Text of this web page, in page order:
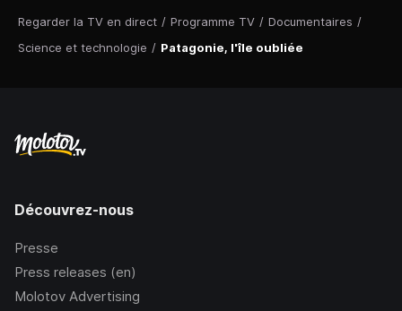
Regarder la TV en direct / Programme TV / Documentaires /
Science et technologie / Patagonie, l'île oubliée
Découvrez-nous
Presse
Press releases (en)
Molotov Advertising